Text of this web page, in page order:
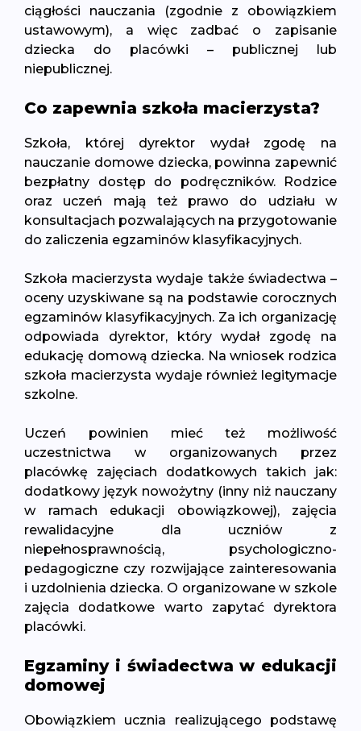
ciągłości nauczania (zgodnie z obowiązkiem
ustawowym), a więc zadbać o zapisanie
dziecka do placówki – publicznej lub
niepublicznej.
Co zapewnia szkoła macierzysta?
Szkoła, której dyrektor wydał zgodę na
nauczanie domowe dziecka, powinna zapewnić
bezpłatny dostęp do podręczników. Rodzice
oraz uczeń mają też prawo do udziału w
konsultacjach pozwalających na przygotowanie
do zaliczenia egzaminów klasyfikacyjnych.
Szkoła macierzysta wydaje także świadectwa –
oceny uzyskiwane są na podstawie corocznych
egzaminów klasyfikacyjnych. Za ich organizację
odpowiada dyrektor, który wydał zgodę na
edukację domową dziecka. Na wniosek rodzica
szkoła macierzysta wydaje również legitymacje
szkolne.
Uczeń powinien mieć też możliwość
uczestnictwa w organizowanych przez
placówkę zajęciach dodatkowych takich jak:
dodatkowy język nowożytny (inny niż nauczany
w ramach edukacji obowiązkowej), zajęcia
rewalidacyjne dla uczniów z
niepełnosprawnością, psychologiczno-
pedagogiczne czy rozwijające zainteresowania
i uzdolnienia dziecka. O organizowane w szkole
zajęcia dodatkowe warto zapytać dyrektora
placówki.
Egzaminy i świadectwa w edukacji
domowej
Obowiązkiem ucznia realizującego podstawę